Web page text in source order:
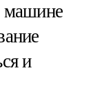
машине
и